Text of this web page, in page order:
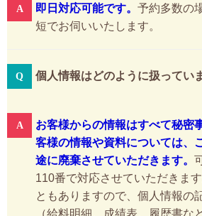
即日対応可能です。 予約多数の
短でお伺いいたします。
個人情報はどのように扱ってい
お客様からの情報はすべて秘密
客様の情報や資料については、
途に廃棄させていただきます。
110番で対応させていただきま
ともありますので、個人情報の
（給料明細、成績表、履歴書な